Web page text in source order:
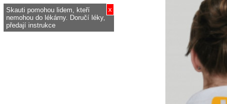
x
Skauti pomohou lidem, kteří
nemohou do lékárny. Doručí léky,
předají instrukce